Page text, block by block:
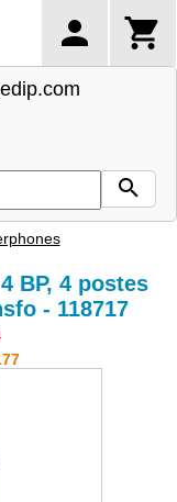
BP, 4 postes
- 118717